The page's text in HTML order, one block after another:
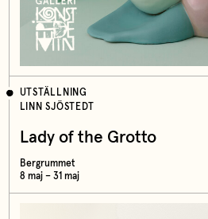
UTSTÄLLNING
LINN SJÖSTEDT
Lady of the Grotto
Bergrummet
8 maj – 31 maj